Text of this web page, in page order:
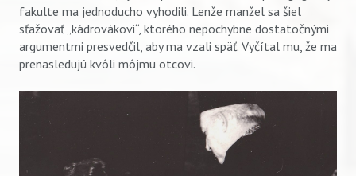
fakulte ma jednoducho vyhodili. Lenže manžel sa šiel
sťažovať „kádrovákovi“, ktorého nepochybne dostatočnými
argumentmi presvedčil, aby ma vzali späť. Vyčítal mu, že ma
prenasledujú kvôli môjmu otcovi.